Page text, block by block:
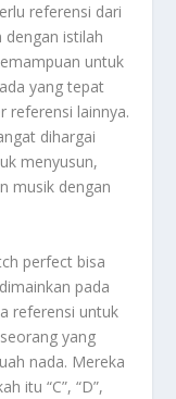
referensi dari
dengan istilah
untuk
yang tepat
referensi lainnya.
dihargai
menyusun,
musik dengan
perfect bisa
pada
referensi untuk
yang
nada. Mereka
itu “C”, “D”,